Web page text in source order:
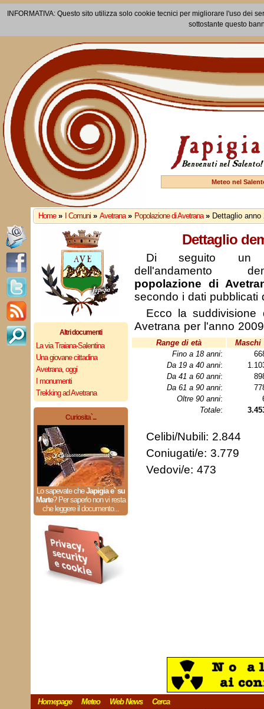
INFORMATIVA: Questo sito utilizza solo cookie tecnici per migliorare l'uso dei
sottostante questo
Meteo nel
Home » I Comuni » Avetrana » Popolazione di Avetrana » Dettaglio anno
Altri documenti
La via Traiana-Salentina
Una giovane cittadina
Avetrana, oggi
I monumenti
Trekking ad Avetrana
Curiosita`...
Lo sapevate cheJapigia e` su
Marte? Per saperlo non vi resta
che leggere il documento...
Dettaglio
Di seguito un
dell'andamento
popolazione di
secondo i dati pubblicati
Ecco la suddivisione
Avetrana per l'anno
Range di età
Maschi
Fino a 18 anni:
Da 19 a 40 anni:
Da 41 a 60 anni:
Da 61 a 90 anni:
Oltre 90 anni:
Totale:
Celibi/Nubili: 2.844
Coniugati/e: 3.779
Vedovi/e: 473
Homepage Meteo Web News Cerca